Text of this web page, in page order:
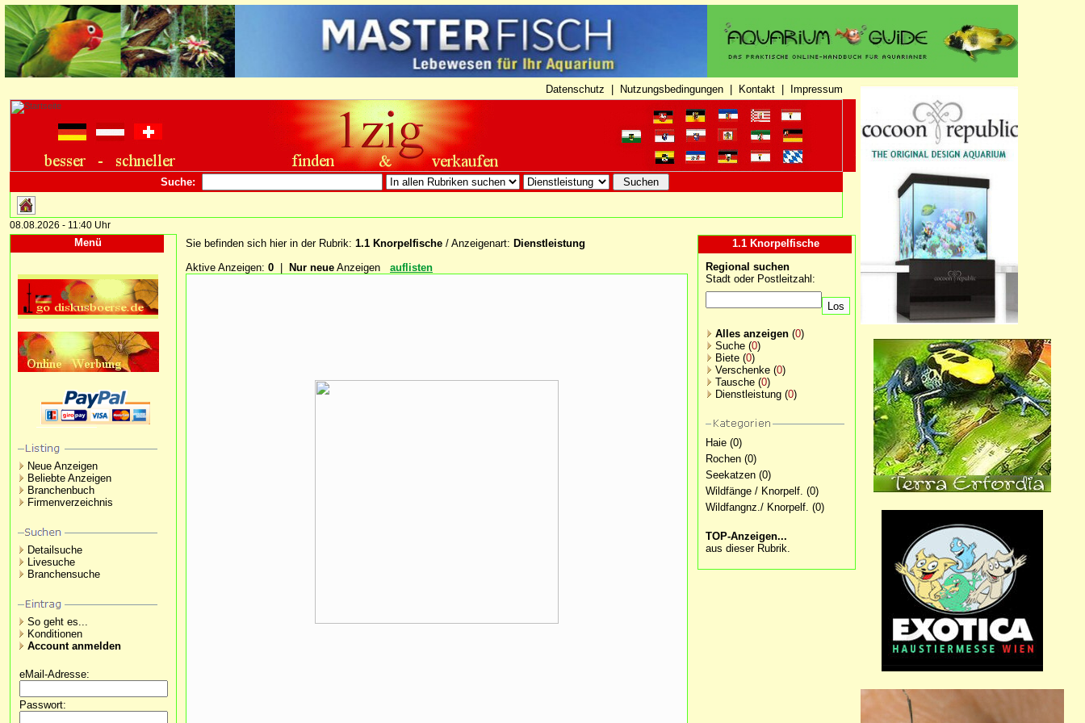
Datenschutz Nutzungsbedingungen Kontakt Impressum
Suche:
08.08.2026 - 11:40 Uhr
Menü
Neue Anzeigen
Beliebte Anzeigen
Branchenbuch
Firmenverzeichnis
Detailsuche
Livesuche
Branchensuche
So geht es...
Konditionen
Account anmelden
eMail-Adresse:
Passwort:
Sie befinden sich hier in der Rubrik: 1.1 Knorpelfische / Anzeigenart: Dienstleistung
Aktive Anzeigen: 0 Nur neue Anzeigen auflisten
1.1 Knorpelfische
Regional suchen
Stadt oder Postleitzahl:
Alles anzeigen (0)
Suche (0)
Biete (0)
Verschenke (0)
Tausche (0)
Dienstleistung (0)
Haie (0)
Rochen (0)
Seekatzen (0)
Wildfänge / Knorpelf. (0)
Wildfangnz./ Knorpelf. (0)
TOP-Anzeigen...
aus dieser Rubrik.